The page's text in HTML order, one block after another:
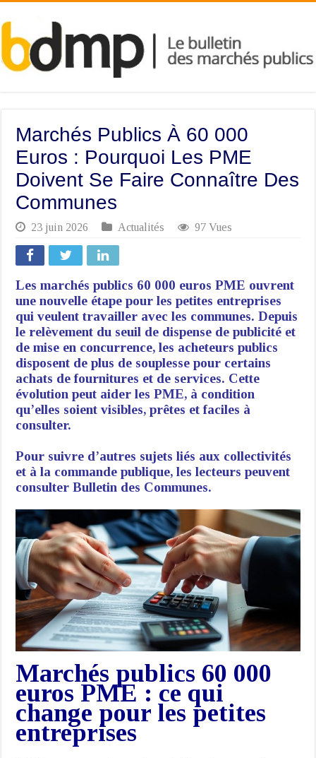
Marchés Publics À 60 000
Euros : Pourquoi Les PME
Doivent Se Faire Connaître Des
Communes
23 juin 2026 Actualités 97 Vues
Les marchés publics 60 000 euros PME ouvrent
une nouvelle étape pour les petites entreprises
qui veulent travailler avec les communes. Depuis
le relèvement du seuil de dispense de publicité et
de mise en concurrence, les acheteurs publics
disposent de plus de souplesse pour certains
achats de fournitures et de services. Cette
évolution peut aider les PME, à condition
qu’elles soient visibles, prêtes et faciles à
consulter.
Pour suivre d’autres sujets liés aux collectivités
et à la commande publique, les lecteurs peuvent
consulterBulletin des Communes.
Marchés publics 60 000
euros PME : ce qui
change pour les petites
entreprises